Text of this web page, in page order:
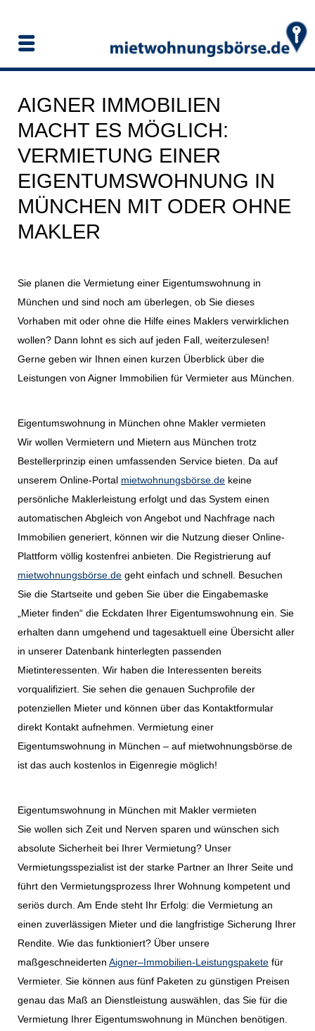
AIGNER IMMOBILIEN
MACHT ES MÖGLICH:
VERMIETUNG EINER
EIGENTUMSWOHNUNG IN
MÜNCHEN MIT ODER OHNE
MAKLER
Sie planen die Vermietung einer Eigentumswohnung in
München und sind noch am überlegen, ob Sie dieses
Vorhaben mit oder ohne die Hilfe eines Maklers verwirklichen
wollen? Dann lohnt es sich auf jeden Fall, weiterzulesen!
Gerne geben wir Ihnen einen kurzen Überblick über die
Leistungen von Aigner Immobilien für Vermieter aus München.
Eigentumswohnung in München ohne Makler vermieten
Wir wollen Vermietern und Mietern aus München trotz
Bestellerprinzip einen umfassenden Service bieten. Da auf
unserem Online-Portal mietwohnungsbörse.de keine
persönliche Maklerleistung erfolgt und das System einen
automatischen Abgleich von Angebot und Nachfrage nach
Immobilien generiert, können wir die Nutzung dieser Online-
Plattform völlig kostenfrei anbieten. Die Registrierung auf
mietwohnungsbörse.de geht einfach und schnell. Besuchen
Sie die Startseite und geben Sie über die Eingabemaske
„Mieter finden“ die Eckdaten Ihrer Eigentumswohnung ein. Sie
erhalten dann umgehend und tagesaktuell eine Übersicht aller
in unserer Datenbank hinterlegten passenden
Mietinteressenten. Wir haben die Interessenten bereits
vorqualifiziert. Sie sehen die genauen Suchprofile der
potenziellen Mieter und können über das Kontaktformular
direkt Kontakt aufnehmen. Vermietung einer
Eigentumswohnung in München – auf mietwohnungsbörse.de
ist das auch kostenlos in Eigenregie möglich!
Eigentumswohnung in München mit Makler vermieten
Sie wollen sich Zeit und Nerven sparen und wünschen sich
absolute Sicherheit bei Ihrer Vermietung? Unser
Vermietungsspezialist ist der starke Partner an Ihrer Seite und
führt den Vermietungsprozess Ihrer Wohnung kompetent und
seriös durch. Am Ende steht Ihr Erfolg: die Vermietung an
einen zuverlässigen Mieter und die langfristige Sicherung Ihrer
Rendite. Wie das funktioniert? Über unsere
maßgeschneiderten Aigner–Immobilien-Leistungspakete für
Vermieter. Sie können aus fünf Paketen zu günstigen Preisen
genau das Maß an Dienstleistung auswählen, das Sie für die
Vermietung Ihrer Eigentumswohnung in München benötigen.